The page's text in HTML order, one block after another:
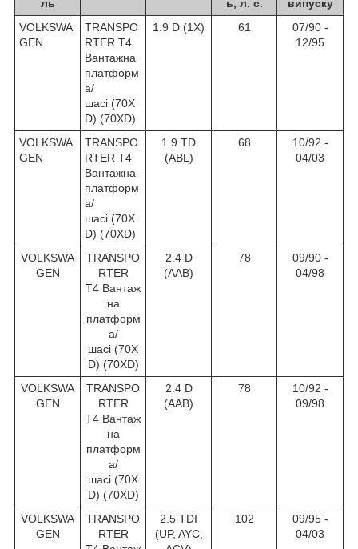
ль
ь, л. с.
випуску
VOLKSWA
GEN
TRANSPO
RTER T4
Вантажна
платформ
а/
шасі (70X
D) (70XD)
1.9 D (1X) 61
07/90 -
12/95
VOLKSWA
GEN
TRANSPO
RTER T4
Вантажна
платформ
а/
шасі (70X
D) (70XD)
1.9 TD
(ABL)
68
10/92 -
04/03
VOLKSWA
GEN
TRANSPO
RTER
T4 Вантаж
на
платформ
а/
шасі (70X
D) (70XD)
2.4 D
(AAB)
78
09/90 -
04/98
VOLKSWA
GEN
TRANSPO
RTER
T4 Вантаж
на
платформ
а/
шасі (70X
D) (70XD)
2.4 D
(AAB)
78
10/92 -
09/98
VOLKSWA
GEN
TRANSPO
RTER
2.5 TDI
(UP, AYC,
102
09/95 -
04/03